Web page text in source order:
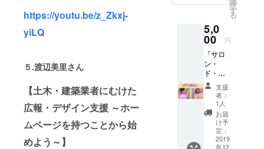
https://youtu.be/z_Zkxj-
yiLQ
５.渡辺美里さん
【土木・建築業者にむけた
広報・デザイン支援 ～ホー
ムページを持つことから始
めよう～】
つお渡
す。5個
購入し
ていた
だいた
方は、
レトル
トカ
レー1つ
分を貧
困家庭
の支援
金とし
て、大
択
す
る
5,0
00 円
「サロ
ン・
ド・ベ
ル吉祥
寺」ご
利用
権 以
下3種類
より、1
種類を
支援
者：
1人
お届
け予
定：
2019
年12